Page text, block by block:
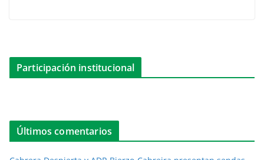
Participación institucional
Últimos comentarios